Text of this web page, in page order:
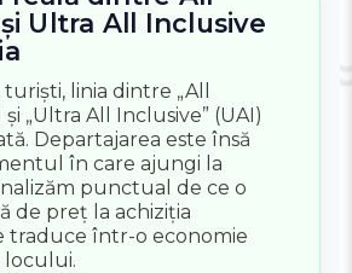
Ultra All Inclusive
linia dintre „All
și „Ultra All Inclusive” (UAI)
Departajarea este însă
în care ajungi la
punctual de ce o
de preț la achiziția
traduce într-o economie
locului.